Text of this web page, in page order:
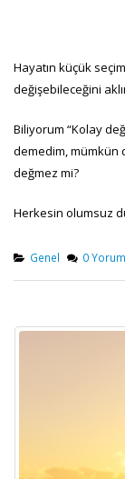
Hayatın küçük
değişebileceğini
Biliyorum “Kolay
demedim, mümkün
değmez mi?
Herkesin olumsuz
Genel 0